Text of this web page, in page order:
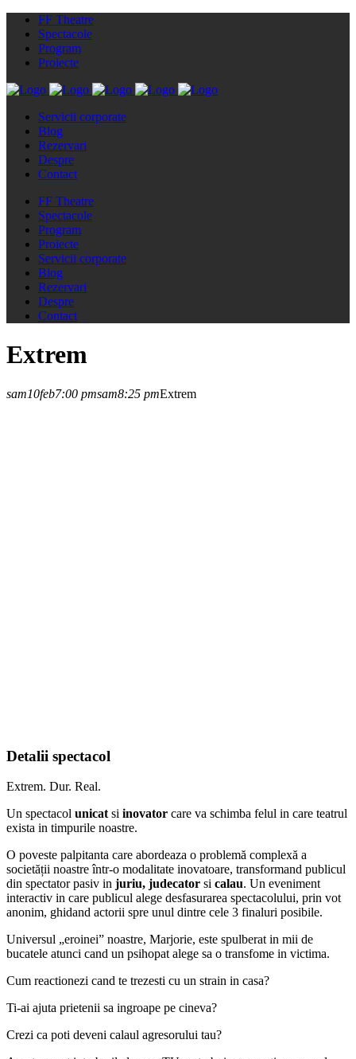
FF Theatre
Spectacole
Program
Proiecte
Servicii corporate
Blog
Rezervari
Despre
Contact
FF Theatre
Spectacole
Program
Proiecte
Servicii corporate
Blog
Rezervari
Despre
Contact
Extrem
sam10feb7:00 pmsam8:25 pmExtrem
Detalii spectacol
Extrem. Dur. Real.
Un spectacol unicat si inovator care va schimba felul in care teatrul
exista in timpurile noastre.
O poveste palpitanta care abordeaza o problemă complexă a
societății noastre într-o modalitate inovatoare, transformand publicul
din spectator pasiv in juriu, judecator si calau. Un eveniment
interactiv in care publicul alege desfasurarea spectacolului, prin vot
anonim, ghidand actorii spre unul dintre cele 3 finaluri posibile.
Universul „eroinei” noastre, Marjorie, este spulberat in mii de
bucatele atunci cand un psihopat alege sa o transfome in victima.
Cum reactionezi cand te trezesti cu un strain in casa?
Ti-ai ajuta prietenii sa ingroape pe cineva?
Crezi ca poti deveni calaul agresorului tau?